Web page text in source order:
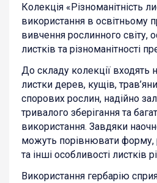
Колекція «Різноманітність
використання в освітньому
вивчення рослинного світу,
листків та різноманітності
До складу колекції входять
листки дерев, кущів,
спорових рослин, надійно
тривалого зберігання та
використання. Завдяки
можуть порівнювати форму,
та інші особливості листків
Використання гербарію